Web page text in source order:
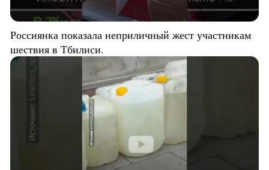
Россиянка показала неприличный жест участникам
шествия в Тбилиси.